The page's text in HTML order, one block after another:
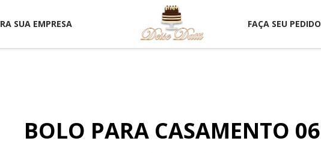
SUA EMPRESA FAÇA SEU PEDIDO
BOLO PARA CASAMENTO 06